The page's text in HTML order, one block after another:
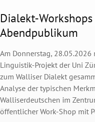
Dialekt-
Abendpublikum
Am Donnerstag,
Linguistik-Projekt der Uni
zum Walliser Dialekt
Analyse der typischen
Walliserdeutschen im
öffentlicher Work-Shop mit